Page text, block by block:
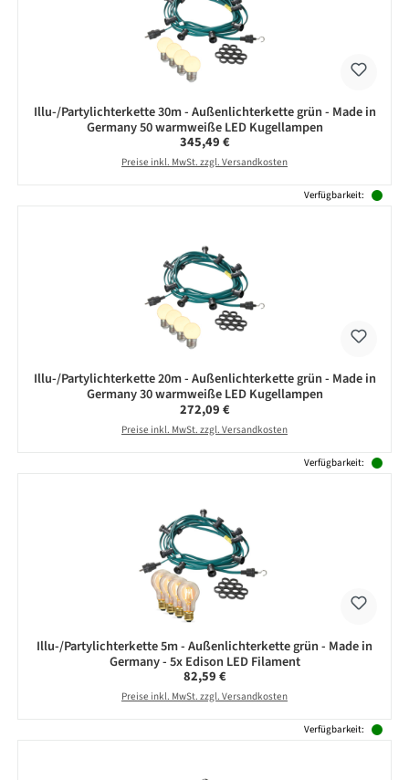
Illu-/Partylichterkette 30m - Außenlichterkette grün - Made in
Germany 50 warmweiße LED Kugellampen
Regulärer Preis:
345,49 €
Preise inkl. MwSt. zzgl. Versandkosten
Verfügbarkeit:
Illu-/Partylichterkette 20m - Außenlichterkette grün - Made in
Germany 30 warmweiße LED Kugellampen
Regulärer Preis:
272,09 €
Preise inkl. MwSt. zzgl. Versandkosten
Verfügbarkeit:
Illu-/Partylichterkette 5m - Außenlichterkette grün - Made in
Germany - 5x Edison LED Filament
Regulärer Preis:
82,59 €
Preise inkl. MwSt. zzgl. Versandkosten
Verfügbarkeit: